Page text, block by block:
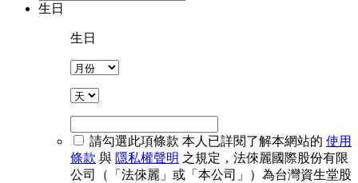
生日
生日
請勾選此項條款 本人已詳閱了解本網站的 使用
條款 與 隱私權聲明 之規定，法倈麗國際股份有限
公司（「法倈麗」或「本公司」）為台灣資生堂股